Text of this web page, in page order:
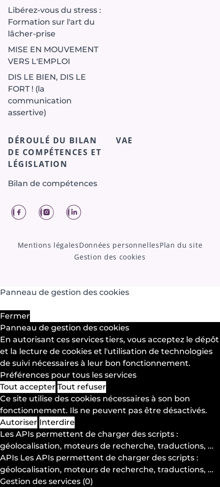
Libérez-vous du stress :
Formation sur l'art du
lâcher-prise
MISE EN MOUVEMENT
VERS L'EMPLOI
DIS LE BIEN, DIS LE
FORT ! (la
communication
assertive)
DÉROULÉ DU BILAN
DE COMPÉTENCES ET
LÉGISLATION
Bilan de compétences
VAE
FacebookInstagramLinkedIn
Mentions légalesDonnées personnellesPlan du site
Gestion des cookies
Panneau de gestion des cookies
Fermer
Panneau de gestion des cookies
En autorisant ces services tiers, vous acceptez le dépôt
et la lecture de cookies et l'utilisation de technologies
de suivi nécessaires à leur bon fonctionnement.
Préférences pour tous les services
Tout accepter Tout refuser
Ce site utilise des cookies nécessaires à son bon
fonctionnement. Ils ne peuvent pas être désactivés.
Autoriser Interdire
Les APIs permettent de charger des scripts :
géolocalisation, moteurs de recherche, traductions, ...
APIs Les APIs permettent de charger des scripts :
géolocalisation, moteurs de recherche, traductions, ...
Gestion des services (0)